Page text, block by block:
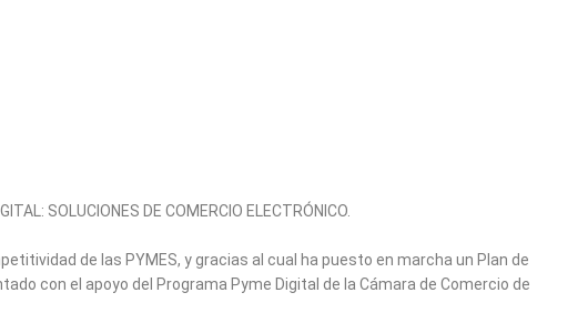
SOLUCIONES DE COMERCIO ELECTRÓNICO.
de las PYMES, y gracias al cual ha puesto en marcha un Plan de
con el apoyo del Programa Pyme Digital de la Cámara de Comercio de